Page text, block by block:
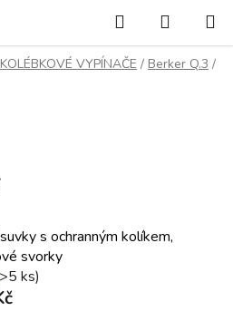
Hledat
KOŠÍK
KOLÉBKOVÉ VYPÍNAČE / Berker Q.3 /
s ochranným kolíkem,
svorky
ks)